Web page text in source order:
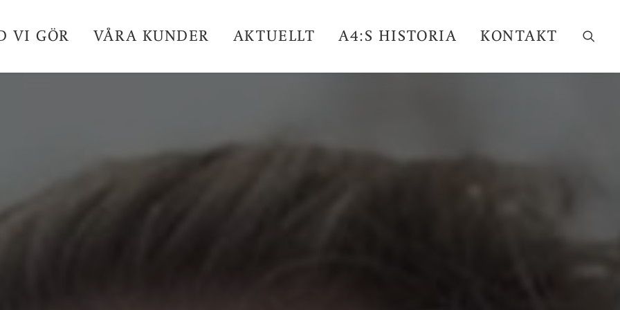
VI GÖR VÅRA KUNDER AKTUELLT A4:S HISTORIA KONTAKT